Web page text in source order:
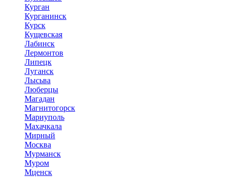
Курган
Курганинск
Курск
Кущевская
Лабинск
Лермонтов
Липецк
Луганск
Лысьва
Люберцы
Магадан
Магнитогорск
Мариуполь
Махачкала
Мирный
Москва
Мурманск
Муром
Мценск